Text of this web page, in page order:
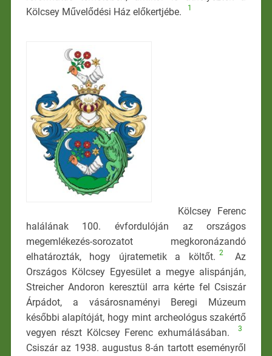
Kölcsey Művelődési Ház előkertjébe.
1
Kölcsey Ferenc
halálának 100. évfordulóján az országos
megemlékezés-sorozatot megkoronázandó
elhatározták, hogy újratemetik a költőt. 2
Az
Országos Kölcsey Egyesület a megye alispánján,
Streicher Andoron keresztül arra kérte fel Csi­szár
Árpádot, a vásárosnaményi Beregi Múzeum
későbbi alapítóját, hogy mint archeológus szakértő
vegyen részt Kölcsey Ferenc exhumálásában.
3
Csiszár az 1938. augustus 8-án tartott eseményről